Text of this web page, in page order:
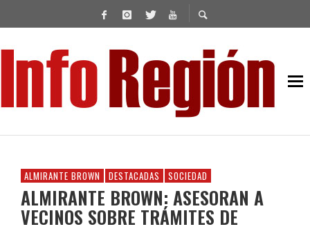
ALMIRANTE BROWN DESTACADAS SOCIEDAD
ALMIRANTE BROWN: ASESORAN A
VECINOS SOBRE TRÁMITES DE